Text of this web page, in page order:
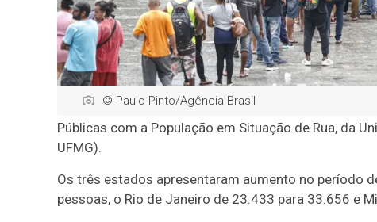
© Paulo Pinto/Agência Brasil
Públicas com a População em Situação de Rua, da
UFMG).
Os três estados apresentaram aumento no período
pessoas, o Rio de Janeiro de 23.433 para 33.656 e